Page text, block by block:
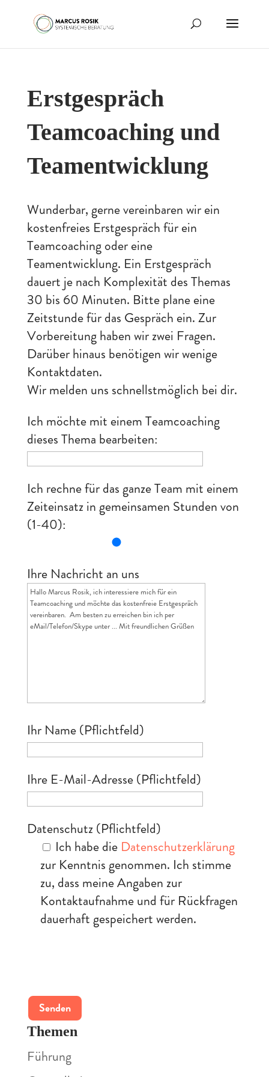
Erstgespräch
Teamcoaching und
Teamentwicklung
Wunderbar, gerne vereinbaren wir ein
kostenfreies Erstgespräch für ein
Teamcoaching oder eine
Teamentwicklung. Ein Erstgespräch
dauert je nach Komplexität des Themas
30 bis 60 Minuten. Bitte plane eine
Zeitstunde für das Gespräch ein. Zur
Vorbereitung haben wir zwei Fragen.
Darüber hinaus benötigen wir wenige
Kontaktdaten.
Wir melden uns schnellstmöglich bei dir.
Ich möchte mit einem Teamcoaching
dieses Thema bearbeiten:
Ich rechne für das ganze Team mit einem
Zeiteinsatz in gemeinsamen Stunden von
(1-40):
Ihre Nachricht an uns
Ihr Name (Pflichtfeld)
Ihre E-Mail-Adresse (Pflichtfeld)
Datenschutz (Pflichtfeld)
Ich habe die Datenschutzerklärung
zur Kenntnis genommen. Ich stimme
zu, dass meine Angaben zur
Kontaktaufnahme und für Rückfragen
dauerhaft gespeichert werden.
Feld
leer.
Themen
Führung